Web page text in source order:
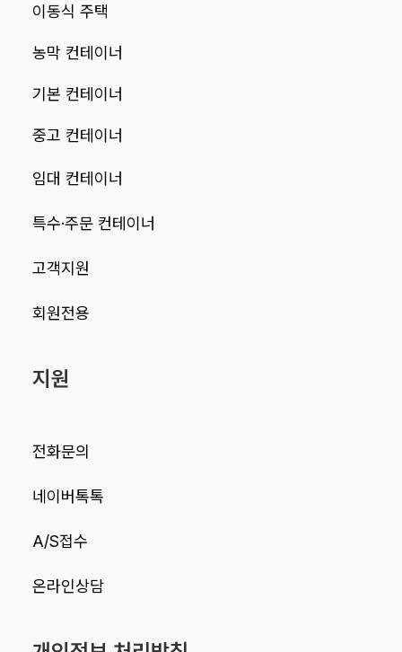
이동식 주택
농막 컨테이너
기본 컨테이너
중고 컨테이너
임대 컨테이너
특수·주문 컨테이너
고객지원
회원전용
지원
전화문의
네이버톡톡
A/S접수
온라인상담